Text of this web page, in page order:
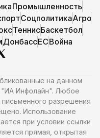
Промышленность
СоцполитикаАгро
ТеннисБаскетбол
ДонбассЕСВойна
на данном
Инфолайн". Любое
разрешения
Использование
при условии ссылки
прямая, открытая